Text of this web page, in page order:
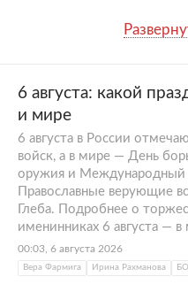
Боливии — 1,1
республика.
Столица —
испанский и 36
Боливия —
плане государство.
страна обладает
природного газа и
остается одной из
6 августа: какой
и мире
6 августа в России
войск, а в мире — День
оружия и Международный
Православные верующие
Глеба. Подробнее о
именинниках 6 августа —
00:03, 6 августа 2026
Вера Фармига Ирина Рахманова